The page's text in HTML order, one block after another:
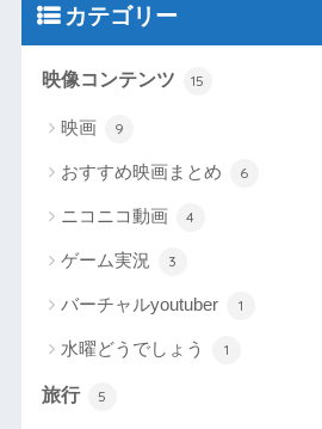
カテゴリー
映像コンテンツ 15
映画 9
おすすめ映画まとめ 6
ニコニコ動画 4
ゲーム実況 3
バーチャルyoutuber 1
水曜どうでしょう 1
旅行 5